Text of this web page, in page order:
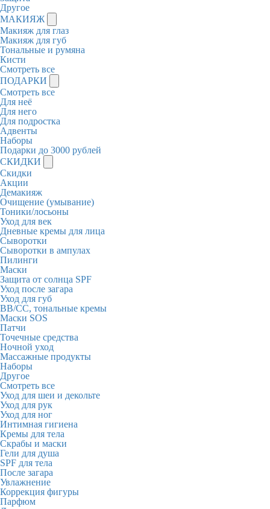
Другое
МАКИЯЖ
Макияж для глаз
Макияж для губ
Тональные и румяна
Кисти
Смотреть все
ПОДАРКИ
Смотреть все
Для неё
Для него
Для подростка
Адвенты
Наборы
Подарки до 3000 рублей
СКИДКИ
Скидки
Акции
Демакияж
Очищение (умывание)
Тоники/лосьоны
Уход для век
Дневные кремы для лица
Сыворотки
Сыворотки в ампулах
Пилинги
Маски
Защита от солнца SPF
Уход после загара
Уход для губ
BB/CC, тональные кремы
Маски SOS
Патчи
Точечные средства
Ночной уход
Массажные продукты
Наборы
Другое
Смотреть все
Уход для шеи и декольте
Уход для рук
Уход для ног
Интимная гигиена
Кремы для тела
Скрабы и маски
Гели для душа
SPF для тела
После загара
Увлажнение
Коррекция фигуры
Парфюм